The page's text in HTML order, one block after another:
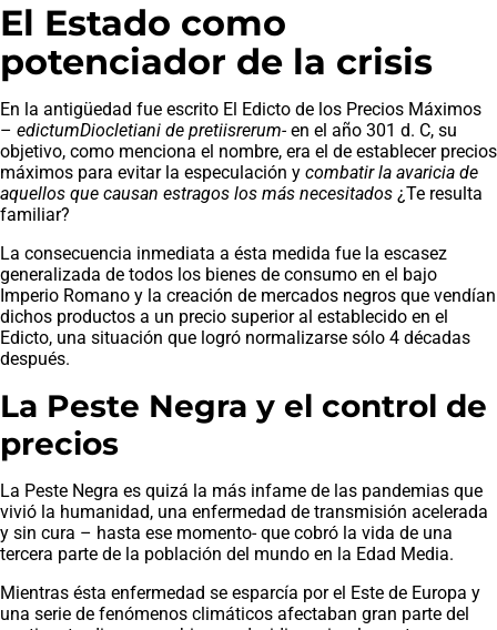
El Estado como
potenciador de la crisis
En la antigüedad fue escrito El Edicto de los Precios Máximos
– edictumDiocletiani de pretiisrerum- en el año 301 d. C, su
objetivo, como menciona el nombre, era el de establecer precios
máximos para evitar la especulación y combatir la avaricia de
aquellos que causan estragos los más necesitados ¿Te resulta
familiar?
La consecuencia inmediata a ésta medida fue la escasez
generalizada de todos los bienes de consumo en el bajo
Imperio Romano y la creación de mercados negros que vendían
dichos productos a un precio superior al establecido en el
Edicto, una situación que logró normalizarse sólo 4 décadas
después.
La Peste Negra y el control de
precios
La Peste Negra es quizá la más infame de las pandemias que
vivió la humanidad, una enfermedad de transmisión acelerada
y sin cura – hasta ese momento- que cobró la vida de una
tercera parte de la población del mundo en la Edad Media.
Mientras ésta enfermedad se esparcía por el Este de Europa y
una serie de fenómenos climáticos afectaban gran parte del